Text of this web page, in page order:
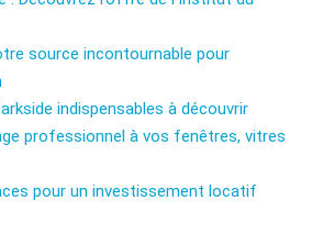
source incontournable pour
indispensables à découvrir
professionnel à vos fenêtres, vitres
pour un investissement locatif